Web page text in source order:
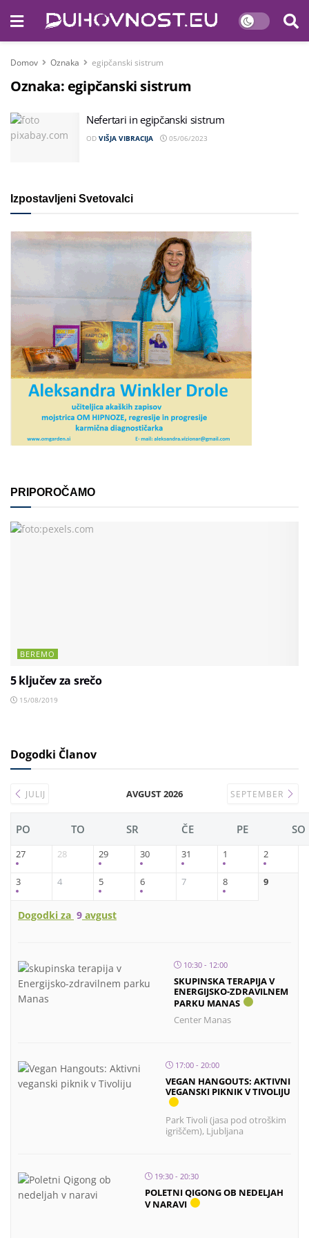
Domov Oznaka egipčanski sistrum
Oznaka: egipčanski sistrum
Nefertari in egipčanski sistrum
OD VIŠJA VIBRACIJA 05/06/2023
Izpostavljeni Svetovalci
PRIPOROČAMO
BEREMO
5 ključev za srečo
15/08/2019
Dogodki Članov
JULIJ AVGUST 2026 SEPTEMBER
PO TO SR ČE PE SO
27 28 29 30 31 1 2
3 4 5 6 7 8 9
Dogodki za 9 avgust
10:30 - 12:00
SKUPINSKA TERAPIJA V
ENERGIJSKO-ZDRAVILNEM
PARKU MANAS
Center Manas
17:00 - 20:00
VEGAN HANGOUTS: AKTIVNI
VEGANSKI PIKNIK V TIVOLIJU
Park Tivoli (jasa pod otroškim
igriščem), Ljubljana
19:30 - 20:30
POLETNI QIGONG OB NEDELJAH
V NARAVI